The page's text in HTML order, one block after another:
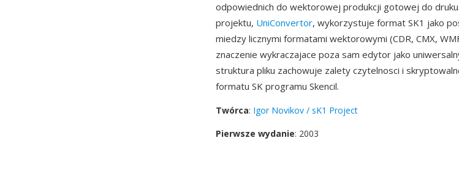
odpowiednich do wektorowej produkcji gotowej do
projektu, UniConvertor, wykorzystuje format SK1 jako
miedzy licznymi formatami wektorowymi (CDR, CMX,
znaczenie wykraczajace poza sam edytor jako
struktura pliku zachowuje zalety czytelnosci i
formatu SK programu Skencil.
Twórca: Igor Novikov / sK1 Project
Pierwsze wydanie: 2003